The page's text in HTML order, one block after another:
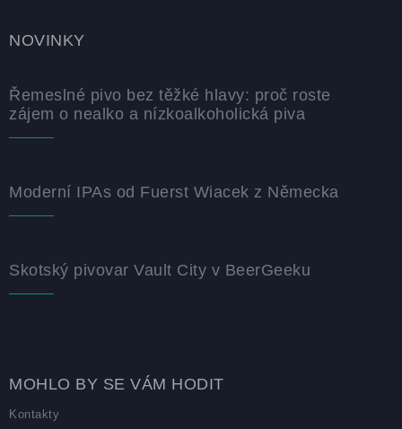
NOVINKY
Řemeslné pivo bez těžké hlavy: proč roste
zájem o nealko a nízkoalkoholická piva
Moderní IPAs od Fuerst Wiacek z Německa
Skotský pivovar Vault City v BeerGeeku
MOHLO BY SE VÁM HODIT
Kontakty